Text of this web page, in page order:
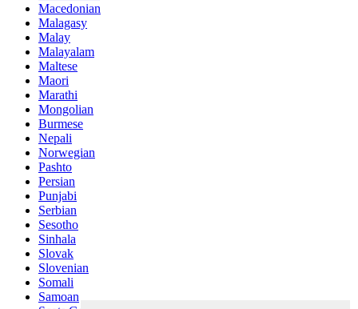
Macedonian
Malagasy
Malay
Malayalam
Maltese
Maori
Marathi
Mongolian
Burmese
Nepali
Norwegian
Pashto
Persian
Punjabi
Serbian
Sesotho
Sinhala
Slovak
Slovenian
Somali
Samoan